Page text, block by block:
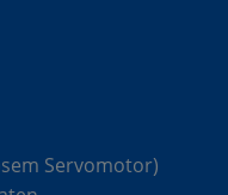
Servomotor)